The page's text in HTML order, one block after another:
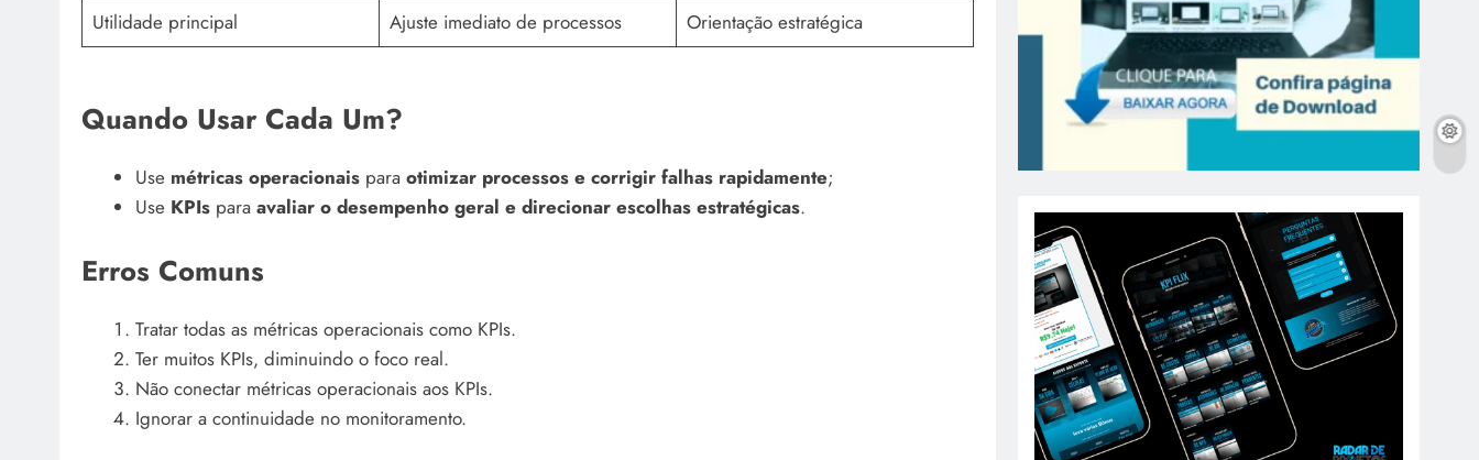
Utilidade principal
Ajuste imediato de processos Orientação estratégica
Quando Usar Cada Um?
Use métricas operacionaispara otimizar processos e corrigir falhas rapidamente;
Use KPIspara avaliar o desempenho geral e direcionar escolhas estratégicas.
Erros Comuns
Tratar todas as métricas operacionais como KPIs.
Ter muitos KPIs, diminuindo o foco real.
Não conectar métricas operacionais aos KPIs.
Ignorar a continuidade no monitoramento.